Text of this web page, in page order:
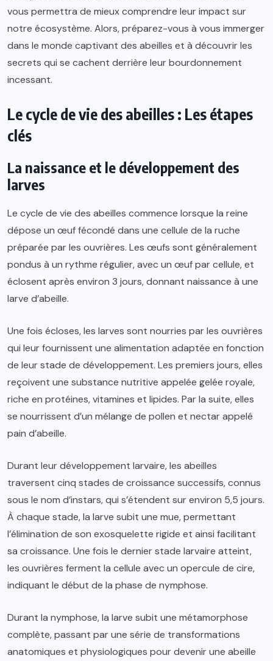
vous permettra de mieux comprendre leur impact sur
notre écosystème. Alors, préparez-vous à vous immerger
dans le monde captivant des abeilles et à découvrir les
secrets qui se cachent derrière leur bourdonnement
incessant.
Le cycle de vie des abeilles : Les étapes
clés
La naissance et le développement des
larves
Le cycle de vie des abeilles commence lorsque la reine
dépose un œuf fécondé dans une cellule de la ruche
préparée par les ouvrières. Les œufs sont généralement
pondus à un rythme régulier, avec un œuf par cellule, et
éclosent après environ 3 jours, donnant naissance à une
larve d’abeille.
Une fois écloses, les larves sont nourries par les ouvrières
qui leur fournissent une alimentation adaptée en fonction
de leur stade de développement. Les premiers jours, elles
reçoivent une substance nutritive appelée gelée royale,
riche en protéines, vitamines et lipides. Par la suite, elles
se nourrissent d’un mélange de pollen et nectar appelé
pain d’abeille.
Durant leur développement larvaire, les abeilles
traversent cinq stades de croissance successifs, connus
sous le nom d’instars, qui s’étendent sur environ 5,5 jours.
À chaque stade, la larve subit une mue, permettant
l’élimination de son exosquelette rigide et ainsi facilitant
sa croissance. Une fois le dernier stade larvaire atteint,
les ouvrières ferment la cellule avec un opercule de cire,
indiquant le début de la phase de nymphose.
Durant la nymphose, la larve subit une métamorphose
complète, passant par une série de transformations
anatomiques et physiologiques pour devenir une abeille